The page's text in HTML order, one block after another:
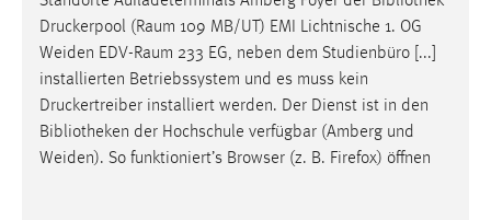
Druckerpool (Raum 109 MB/UT) EMI Lichtnische 1. OG
Weiden EDV-Raum 233 EG, neben dem Studienbüro [...]
installierten Betriebssystem und es muss kein
Druckertreiber installiert werden. Der Dienst ist in den
Bibliotheken der Hochschule verfügbar (Amberg und
Weiden). So funktioniert’s Browser (z. B. Firefox) öffnen